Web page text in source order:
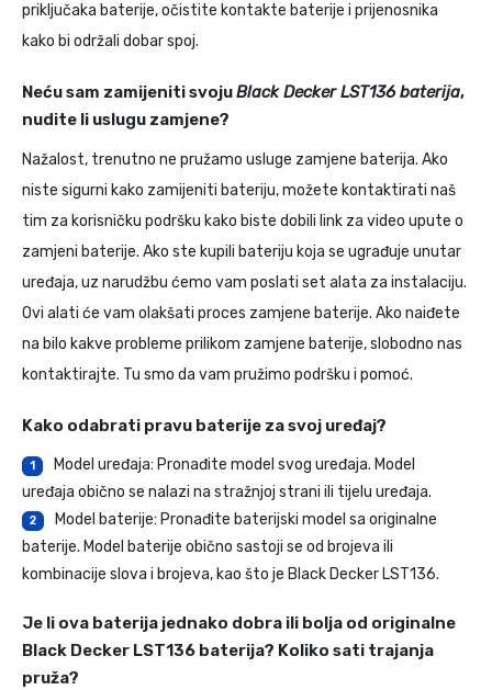
priključaka baterije, očistite kontakte baterije i prijenosnika
kako bi održali dobar spoj.
Neću sam zamijeniti svojuBlack Decker LST136 baterija,
nudite li uslugu zamjene?
Nažalost, trenutno ne pružamo usluge zamjene baterija. Ako
niste sigurni kako zamijeniti bateriju, možete kontaktirati naš
tim za korisničku podršku kako biste dobili link za video upute o
zamjeni baterije. Ako ste kupili bateriju koja se ugrađuje unutar
uređaja, uz narudžbu ćemo vam poslati set alata za instalaciju.
Ovi alati će vam olakšati proces zamjene baterije. Ako naiđete
na bilo kakve probleme prilikom zamjene baterije, slobodno nas
kontaktirajte. Tu smo da vam pružimo podršku i pomoć.
Kako odabrati pravu baterije za svoj uređaj?
1
Model uređaja: Pronađite model svog uređaja. Model
uređaja obično se nalazi na stražnjoj strani ili tijelu uređaja.
2
Model baterije: Pronađite baterijski model sa originalne
baterije. Model baterije obično sastoji se od brojeva ili
kombinacije slova i brojeva, kao što je Black Decker LST136.
Je li ova baterija jednako dobra ili bolja od originalne
Black Decker LST136 baterija? Koliko sati trajanja
pruža?